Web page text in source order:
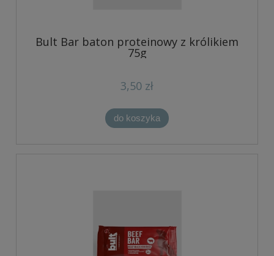
Bult Bar baton proteinowy z królikiem
75g
3,50 zł
do koszyka